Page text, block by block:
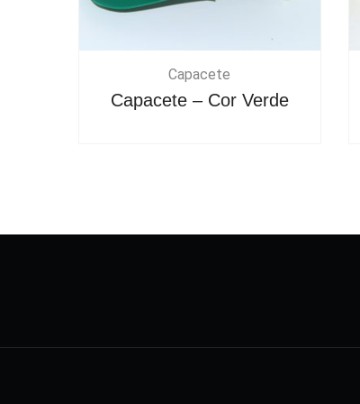
Capacete
Capacete – Cor Verde